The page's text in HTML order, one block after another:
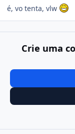
é, vo tenta, vlw
Crie uma